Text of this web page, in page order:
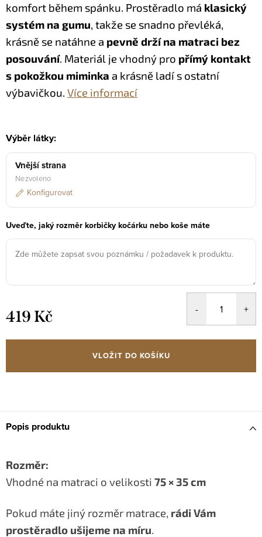
komfort během spánku. Prostěradlo má klasický
systém na gumu, takže se snadno převléká,
krásně se natáhne a pevně drží na matraci bez
posouvání. Materiál je vhodný pro přímý kontakt
s pokožkou miminka a krásně ladí s ostatní
výbavičkou. Více informací
Výběr látky:
Vnější strana
Nezvoleno
Konfigurovat
Uveďte, jaký rozměr korbičky kočárku nebo koše máte
419 Kč
cena:
VLOŽIT DO KOŠÍKU
Popis produktu
Rozměr:
Vhodné na matraci o velikosti 75 × 35 cm
Pokud máte jiný rozměr matrace, rádi Vám
prostěradlo ušijeme na míru.